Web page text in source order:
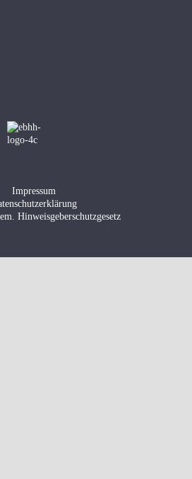
Impressum
Hinweisgeberschutzgesetz